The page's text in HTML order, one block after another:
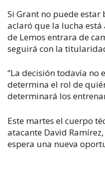
Si Grant no puede estar
aclaró que la lucha
de Lemos entrara de
seguirá con la
“La decisión todavía no
determina el rol de
determinará los
Este martes el cuerpo
atacante David
espera una nueva